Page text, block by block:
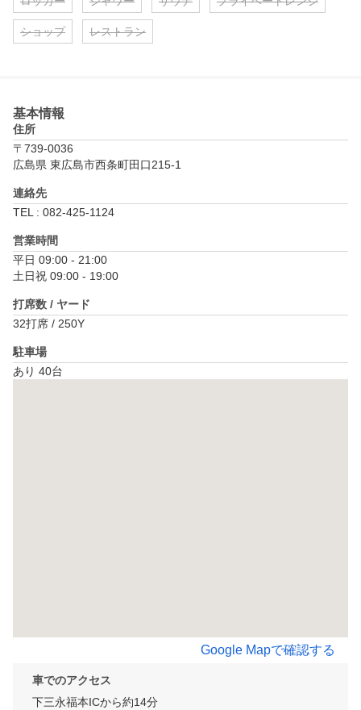
ショップ レストラン
基本情報
住所
〒739-0036
広島県 東広島市西条町田口215-1
連絡先
TEL : 082-425-1124
営業時間
平日 09:00 - 21:00
土日祝 09:00 - 19:00
打席数 / ヤード
32打席 / 250Y
駐車場
あり 40台
Google Mapで確認する
車でのアクセス
下三永福本ICから約14分